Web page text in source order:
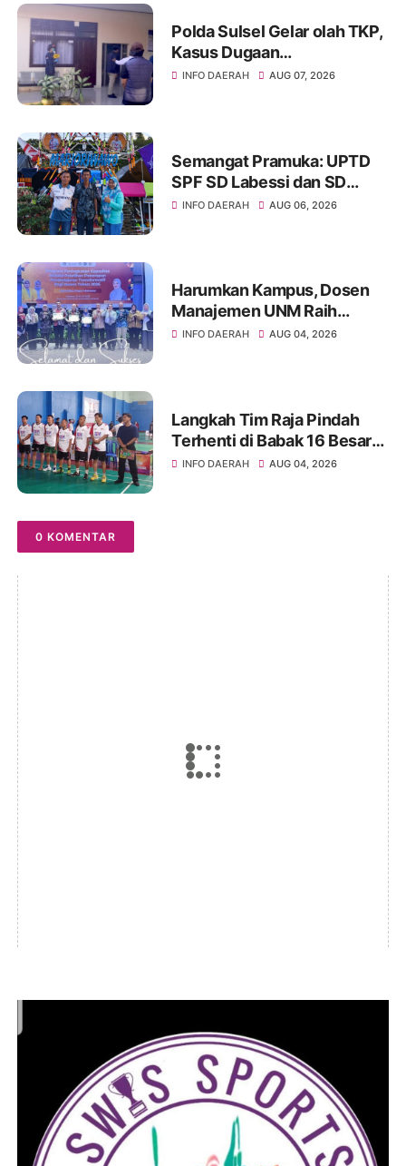
Polda Sulsel Gelar olah TKP,
Kasus Dugaan
Penganiayaan Rusman oleh
INFO DAERAH AUG 07, 2026
Semangat Pramuka: UPTD
SPF SD Labessi dan SD
Paccora Wakili Kecamatan
INFO DAERAH AUG 06, 2026
Harumkan Kampus, Dosen
Manajemen UNM Raih
Peserta Terbaik ToT
INFO DAERAH AUG 04, 2026
Langkah Tim Raja Pindah
Terhenti di Babak 16 Besar
Kejuaraan Bulutangkis TSM
INFO DAERAH AUG 04, 2026
0 KOMENTAR